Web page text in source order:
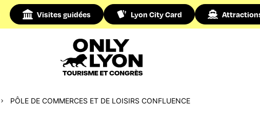
Visites guidées Lyon City Card
PÔLE DE COMMERCES ET DE LOISIRS CONFLUENCE